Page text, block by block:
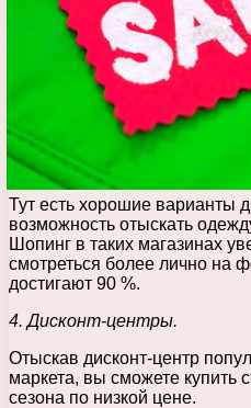
Тут есть хорошие варианты
возможность отыскать
Шопинг в таких магазинах
смотреться более лично на
достигают 90 %.
4. Дисконт-центры.
Отыскав дисконт-центр
маркета, вы сможете купить
сезона по низкой цене.